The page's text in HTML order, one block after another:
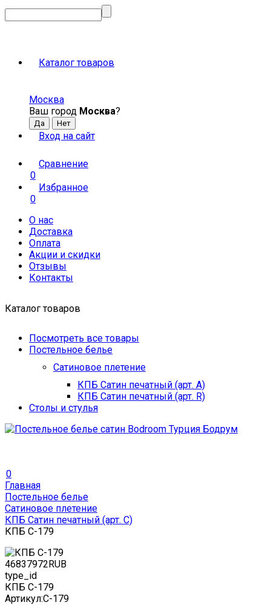
Каталог товаров
Москва
Ваш город Москва?
Вход на сайт
Сравнение
0
Избранное
0
О нас
Доставка
Оплата
Акции и скидки
Отзывы
Контакты
Каталог товаров
Посмотреть все товары
Постельное белье
Сатиновое плетение
КПБ Сатин печатный (арт. A)
КПБ Сатин печатный (арт. R)
Столы и стулья
0
Главная
Постельное белье
Сатиновое плетение
КПБ Сатин печатный (арт. С)
КПБ С-179
46837972RUB
type_id
КПБ С-179
Артикул:C-179